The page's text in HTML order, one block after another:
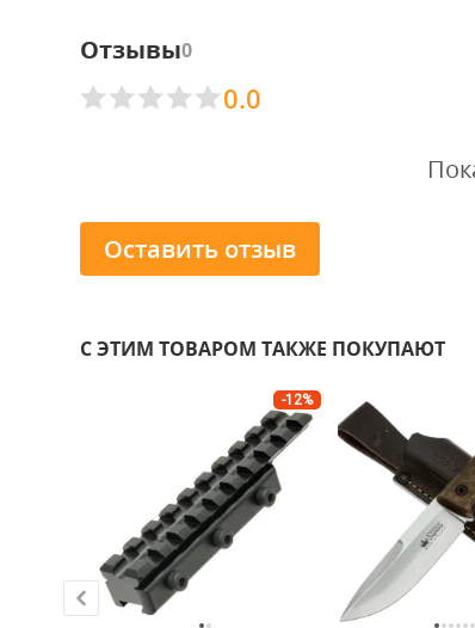
Отзывы0
0.0
Оставить отзыв
С ЭТИМ ТОВАРОМ ТАКЖЕ ПОКУПАЮТ
-12%